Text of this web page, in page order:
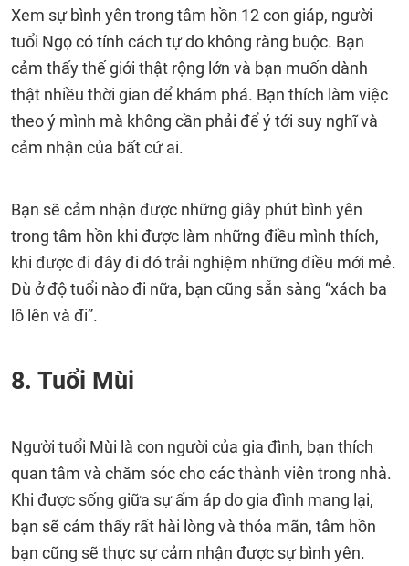
Xem sự bình yên trong tâm hồn 12 con giáp, người
tuổi Ngọ có tính cách tự do không ràng buộc. Bạn
cảm thấy thế giới thật rộng lớn và bạn muốn dành
thật nhiều thời gian để khám phá. Bạn thích làm việc
theo ý mình mà không cần phải để ý tới suy nghĩ và
cảm nhận của bất cứ ai.
Bạn sẽ cảm nhận được những giây phút bình yên
trong tâm hồn khi được làm những điều mình thích,
khi được đi đây đi đó trải nghiệm những điều mới mẻ.
Dù ở độ tuổi nào đi nữa, bạn cũng sẵn sàng “xách ba
lô lên và đi”.
8. Tuổi Mùi
Người tuổi Mùi là con người của gia đình, bạn thích
quan tâm và chăm sóc cho các thành viên trong nhà.
Khi được sống giữa sự ấm áp do gia đình mang lại,
bạn sẽ cảm thấy rất hài lòng và thỏa mãn, tâm hồn
bạn cũng sẽ thực sự cảm nhận được sự bình yên.